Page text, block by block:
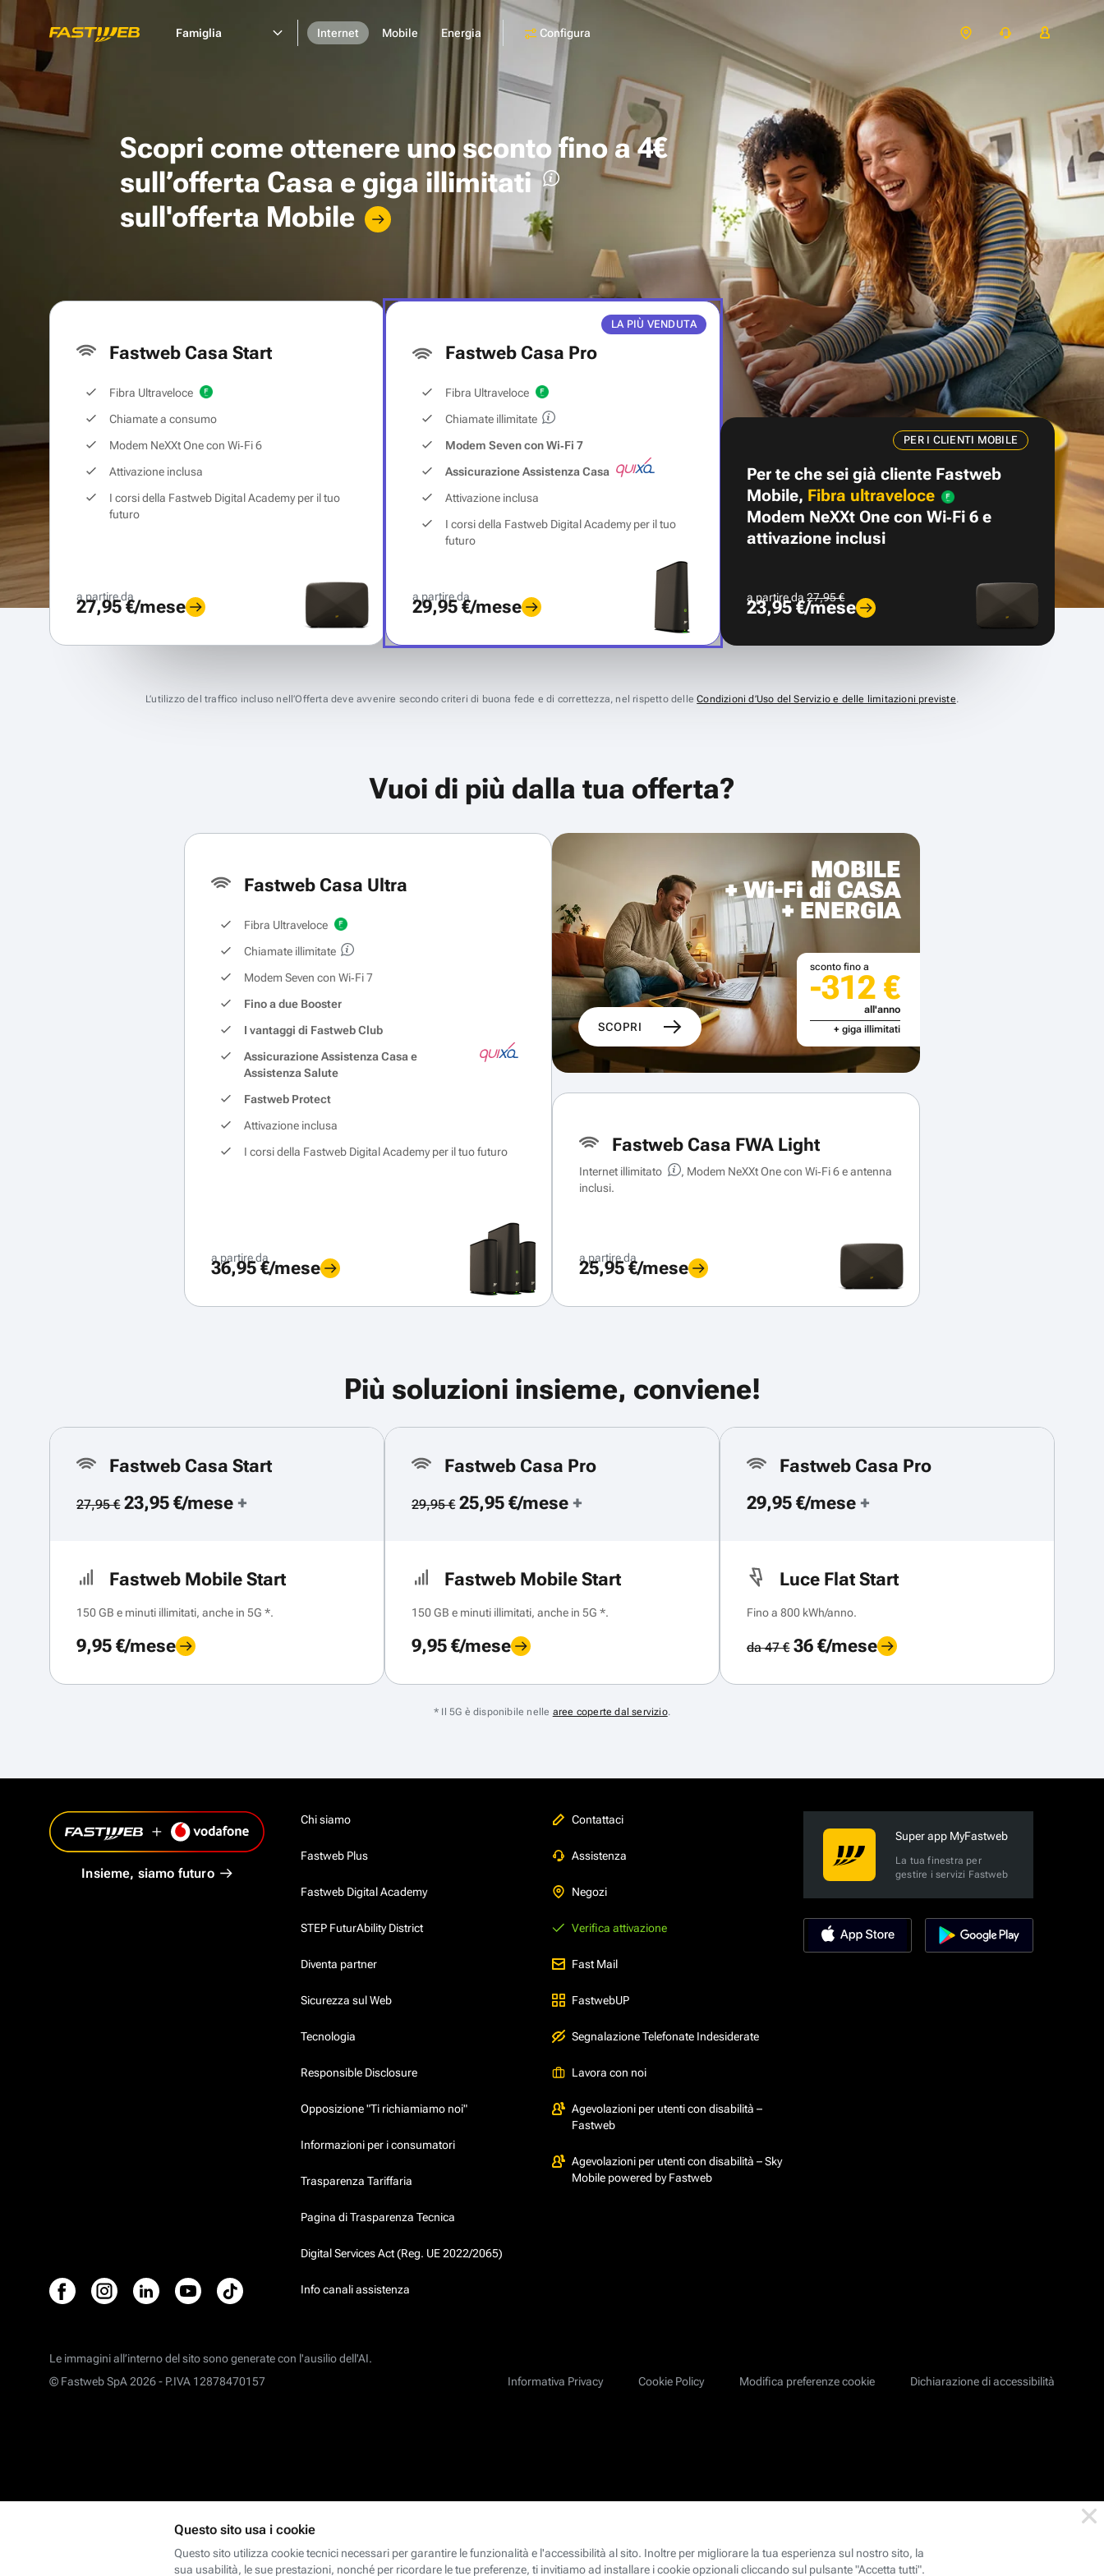
Famiglia Internet Mobile Energia Configura
Scopri come ottenere unosconto fino a 4€
sull’offerta Casa e giga illimitati
sull'offerta Mobile
Fastweb Casa Start
Fibra Ultraveloce
Chiamate a consumo
Modem NeXXt One con Wi‑Fi 6
Attivazione inclusa
I corsi della Fastweb Digital Academy per il tuo
futuro
a partire da
27,95 €/mese
LA PIÙ VENDUTA
Fastweb Casa Pro
Fibra Ultraveloce
Chiamate illimitate
Modem Seven con Wi‑Fi 7
Assicurazione Assistenza Casa
Attivazione inclusa
I corsi della Fastweb Digital Academy per il tuo
futuro
a partire da
29,95 €/mese
PER I CLIENTI MOBILE
Per te che sei già cliente Fastweb
Mobile, Fibra ultraveloce
Modem NeXXt One con Wi‑Fi 6 e
attivazione inclusi
a partire da27,95 €
23,95 €/mese
L’utilizzo del traffico incluso nell’Offerta deve avvenire secondo criteri di buona fede e di correttezza, nel rispetto delleCondizioni d’Uso del Servizio e delle limitazioni previste.
Vuoi di più dalla tua offerta?
Fastweb Casa Ultra
Fibra Ultraveloce
Chiamate illimitate
Modem Seven con Wi‑Fi 7
Fino a due Booster
I vantaggi di Fastweb Club
Assicurazione Assistenza Casa e
Assistenza Salute
Fastweb Protect
Attivazione inclusa
I corsi della Fastweb Digital Academy per il tuo futuro
a partire da
36,95 €/mese
MOBILE
+ Wi-Fi di CASA
+ ENERGIA
SCOPRI
sconto fino a
-312 €
all'anno
+ giga illimitati
Fastweb Casa FWA Light
Internet illimitato
, Modem NeXXt One con Wi‑Fi 6 e antenna
inclusi.
a partire da
25,95 €/mese
Più soluzioni insieme, conviene!
Fastweb Casa Start
27,95 €23,95 €/mese +
Fastweb Mobile Start
150 GB e minuti illimitati, anche in 5G *.
9,95 €/mese
Fastweb Casa Pro
29,95 €25,95 €/mese +
Fastweb Mobile Start
150 GB e minuti illimitati, anche in 5G *.
9,95 €/mese
Fastweb Casa Pro
29,95 €/mese +
Luce Flat Start
Fino a 800 kWh/anno.
da 47 €36 €/mese
* Il 5G è disponibile nelle aree coperte dal servizio.
Insieme, siamo futuro
Chi siamo
Fastweb Plus
Fastweb Digital Academy
STEP FuturAbility District
Diventa partner
Sicurezza sul Web
Tecnologia
Responsible Disclosure
Opposizione "Ti richiamiamo noi"
Informazioni per i consumatori
Trasparenza Tariffaria
Pagina di Trasparenza Tecnica
Digital Services Act (Reg. UE 2022/2065)
Info canali assistenza
Contattaci
Assistenza
Negozi
Verifica attivazione
Fast Mail
FastwebUP
Segnalazione Telefonate Indesiderate
Lavora con noi
Agevolazioni per utenti con disabilità –
Fastweb
Agevolazioni per utenti con disabilità – Sky
Mobile powered by Fastweb
Super app MyFastweb
La tua finestra per
gestire i servizi Fastweb
Le immagini all’interno del sito sono generate con l'ausilio dell'AI.
Informativa Privacy
Cookie Policy Modifica preferenze cookie Dichiarazione di accessibilità
© Fastweb SpA 2026 - P.IVA 12878470157